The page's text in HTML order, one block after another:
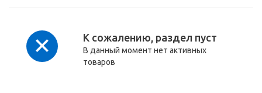
К сожалению, раздел пуст
В данный момент нет активных
товаров